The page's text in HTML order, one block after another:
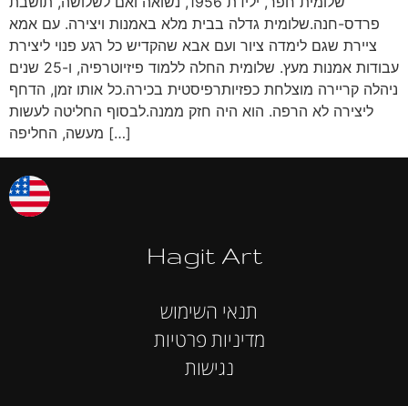
פרדס-חנה.שלומית גדלה בבית מלא באמנות ויצירה. עם אמא
ציירת שגם לימדה ציור ועם אבא שהקדיש כל רגע פנוי ליצירת
עבודות אמנות מעץ. שלומית החלה ללמוד פיזיוטרפיה, ו-25 שנים
ניהלה קריירה מוצלחת כפזיותרפיסטית בכירה.כל אותו זמן, הדחף
ליצירה לא הרפה. הוא היה חזק ממנה.לבסוף החליטה לעשות
מעשה, החליפה […]
Hagit Art
תנאי השימוש
מדיניות פרטיות
נגישות